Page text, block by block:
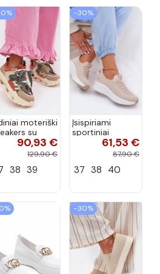
moteriški
su
D&A
3133
90,93 €
129,90 €
38 39
−30%
Įsispiriami
sportiniai
bateliai Kobbo
102425 smėlio
61,53 €
87,90 €
37 38 40
−30%